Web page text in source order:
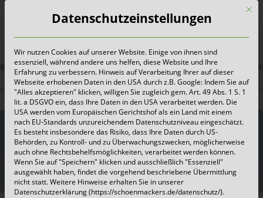
Heute für morgen sorgen
Alle Abfallarten. Alle Infos.
Mit
Datenschutzeinstellungen
Wir nutzen Cookies auf unserer Website. Einige von ihnen sind
essenziell, während andere uns helfen, diese Website und Ihre
Erfahrung zu verbessern. Hinweis auf Verarbeitung Ihrer auf dieser
Webseite erhobenen Daten in den USA durch z.B. Google: Indem Sie auf
"Alles akzeptieren" klicken, willigen Sie zugleich gem. Art. 49 Abs. 1 S. 1
lit. a DSGVO ein, dass Ihre Daten in den USA verarbeitet werden. Die
USA werden vom Europäischen Gerichtshof als ein Land mit einem
nach EU-Standards unzureichendem Datenschutzniveau eingeschätzt.
Es besteht insbesondere das Risiko, dass Ihre Daten durch US-
Behörden, zu Kontroll- und zu Überwachungszwecken, möglicherweise
auch ohne Rechtsbehelfsmöglichkeiten, verarbeitet werden können.
Wenn Sie auf "Speichern" klicken und ausschließlich "Essenziell"
ausgewählt haben, findet die vorgehend beschriebene Übermittlung
nicht statt. Weitere Hinweise erhalten Sie in unserer
Datenschutzerklärung (https://schoenmackers.de/datenschutz/).